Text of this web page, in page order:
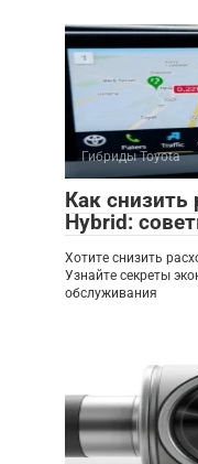
Гибриды Toyota
Как снизить
Hybrid:
Хотите снизить
Узнайте секреты
обслуживания